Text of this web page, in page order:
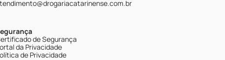
de Segurança
da Privacidade
de Privacidade